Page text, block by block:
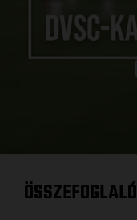
ÖSSZEFOGLALÓ